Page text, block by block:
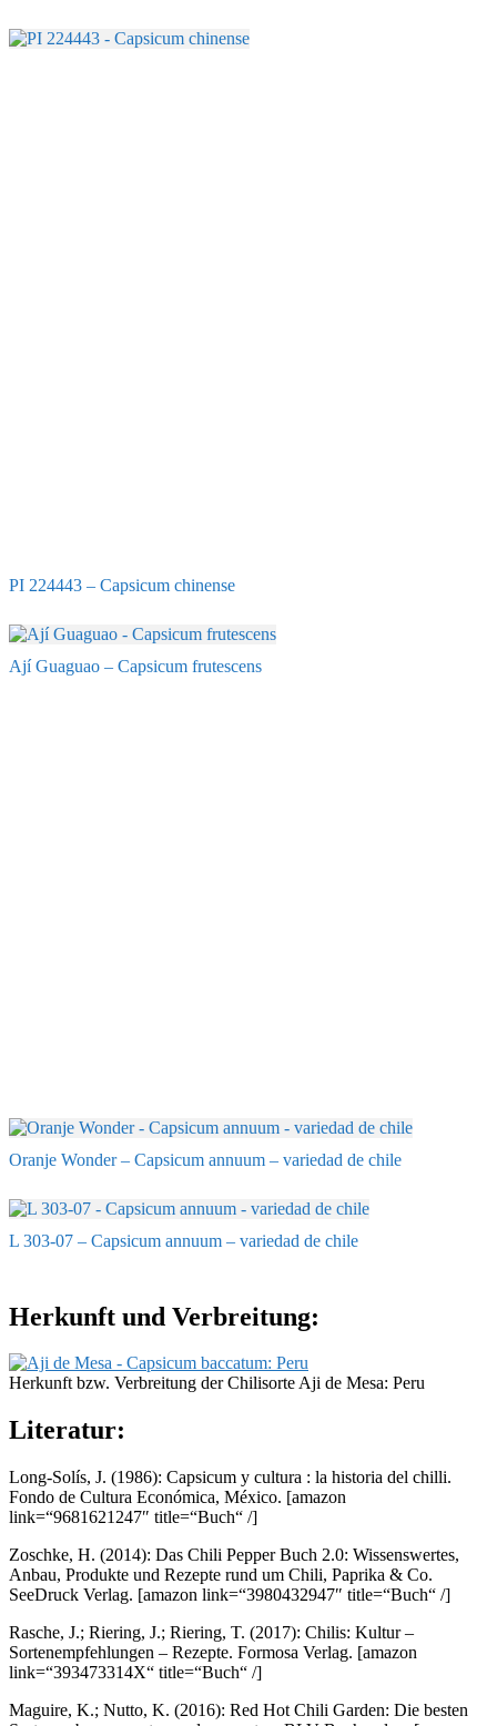
PI 224443 – Capsicum chinense
Ají Guaguao – Capsicum frutescens
Oranje Wonder – Capsicum annuum – variedad de chile
L 303-07 – Capsicum annuum – variedad de chile
Herkunft und Verbreitung:
Herkunft bzw. Verbreitung der Chilisorte Aji de Mesa: Peru
Literatur:
Long-Solís, J. (1986): Capsicum y cultura : la historia del chilli.
Fondo de Cultura Económica, México. [amazon
link=“9681621247″ title=“Buch“ /]
Zoschke, H. (2014): Das Chili Pepper Buch 2.0: Wissenswertes,
Anbau, Produkte und Rezepte rund um Chili, Paprika & Co.
SeeDruck Verlag. [amazon link=“3980432947″ title=“Buch“ /]
Rasche, J.; Riering, J.; Riering, T. (2017): Chilis: Kultur –
Sortenempfehlungen – Rezepte. Formosa Verlag. [amazon
link=“393473314X“ title=“Buch“ /]
Maguire, K.; Nutto, K. (2016): Red Hot Chili Garden: Die besten